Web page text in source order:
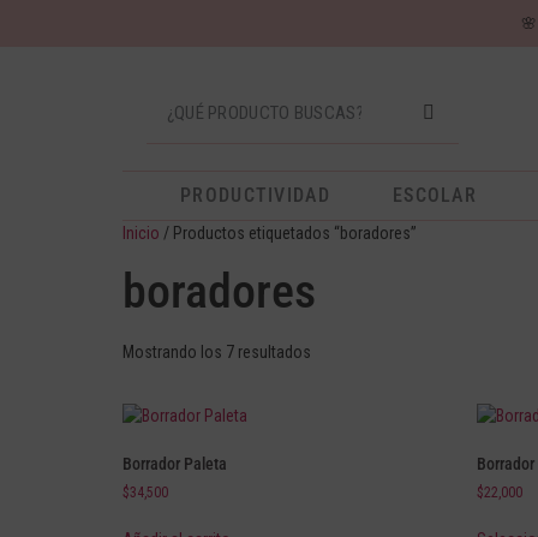
🌸
PRODUCTIVIDAD ESCOLAR
Inicio / Productos etiquetados “boradores”
boradores
Mostrando los 7 resultados
Borrador Paleta
$34,500
Borrador
$22,000